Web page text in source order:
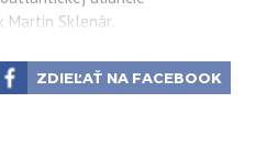
Sklenár.
najmä v súčasnosti, keď
aby sa vojna na Ukrajine
ZDIEĽAŤ NA FACEBOOK